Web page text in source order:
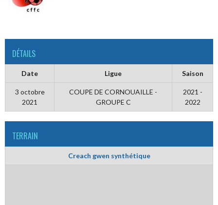
DÉTAILS
Date Ligue Saison
3 octobre
2021
COUPE DE CORNOUAILLE -
GROUPE C
2021 -
2022
TERRAIN
Creach gwen synthétique